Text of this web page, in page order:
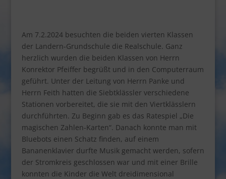
Am 7.2.2024 besuchten die beiden vierten Klassen
der Landern-Grundschule die Realschule. Ganz
herzlich wurden die beiden Klassen von Herrn
Konrektor Pfeiffer begrüßt und in den Computerraum
geführt. Unter der Leitung von Herrn Panke und
Herrn Feith hatten die Siebtklässler verschiedene
Stationen vorbereitet, die sie mit den Viertklässlern
durchführten. Zu Beginn gab es das Ratespiel „Die
magischen Zahlen-Karten“. Danach konnte man mit
Bluebots einen Schatz finden, auf einem
Bananenklavier durfte Musik gemacht werden, sofern
der Stromkreis geschlossen war und mit einer Brille
konnten die Kinder die Welt dreidimensional